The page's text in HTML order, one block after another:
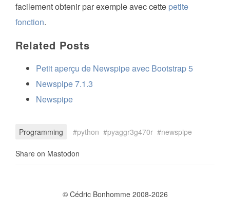
facilement obtenir par exemple avec cette petite
fonction.
Related Posts
Petit aperçu de Newspipe avec Bootstrap 5
Newspipe 7.1.3
Newspipe
Programming python pyaggr3g470r newspipe
Share on Mastodon
© Cédric Bonhomme 2008-2026